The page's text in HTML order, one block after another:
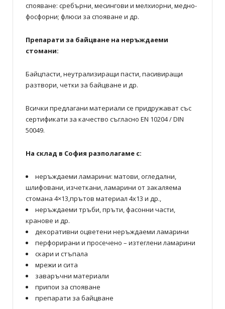
спояване: сребърни, месингови и мелхиорни, медно-
фосфорни; флюси за спояване и др.
Препарати за байцване на неръждаеми
стомани:
Байцпасти, неутрализиращи пасти, пасивиращи
разтвори, четки за байцване и др.
Всички предлагани материали се придружават със
сертификати за качество съгласно EN 10204 / DIN
50049.
На склад в София разполагаме с:
неръждаеми ламарини: матови, огледални,
шлифовани, изчеткани, ламарини от закаляема
стомана 4×13,прътов материал 4х13 и др.,
неръждаеми тръби, пръти, фасонни части,
кранове и др.
декоративни оцветени неръждаеми ламарини
перфорирани и просечено – изтеглени ламарини
скари и стъпала
мрежи и сита
заваръчни материали
припои за спояване
препарати за байцване